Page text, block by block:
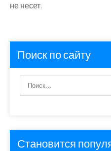
не несет.
Поиск по сайту
Становится